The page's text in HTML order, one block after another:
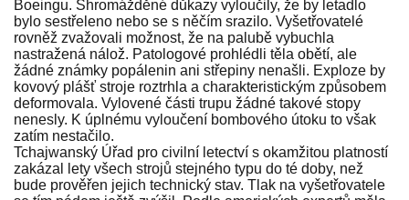
Boeingu. Shromážděné důkazy vyloučily, že by letadlo
bylo sestřeleno nebo se s něčím srazilo. Vyšetřovatelé
rovněž zvažovali možnost, že na palubě vybuchla
nastražená nálož. Patologové prohlédli těla obětí, ale
žádné známky popálenin ani střepiny nenašli. Exploze by
kovový plášť stroje roztrhla a charakteristickým způsobem
deformovala. Vylovené části trupu žádné takové stopy
nenesly. K úplnému vyloučení bombového útoku to však
zatím nestačilo.
Tchajwanský Úřad pro civilní letectví s okamžitou platností
zakázal lety všech strojů stejného typu do té doby, než
bude prověřen jejich technický stav. Tlak na vyšetřovatele